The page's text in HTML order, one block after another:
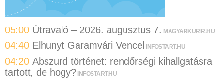
05:00 Útravaló – 2026. augusztus 7. MAGYARKURIR.HU
04:40 Elhunyt Garamvári Vencel INFOSTART.HU
04:20 Abszurd történet: rendőrségi kihallgatásra
tartott, de hogy? INFOSTART.HU